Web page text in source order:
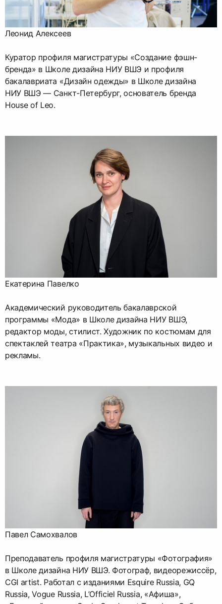
Леонид Алексеев
Куратор профиля магистратуры «Создание фэшн-
бренда» в Школе дизайна НИУ ВШЭ и профиля
бакалавриата «Дизайн одежды» в Школе дизайна
НИУ ВШЭ — Санкт-Петербург, основатель бренда
House of Leo.
Екатерина Павелко
Академический руководитель бакалаврской
программы «Мода» в Школе дизайна НИУ ВШЭ,
редактор моды, стилист. Художник по костюмам для
спектаклей театра «Практика», музыкальных видео и
рекламы.
Павел Самохвалов
Преподаватель профиля магистратуры «Фотография»
в Школе дизайна НИУ ВШЭ. Фотограф, видеорежиссёр,
CGI artist. Работал с изданиями Esquire Russia, GQ
Russia, Vogue Russia, L’Officiel Russia, «Афиша»,